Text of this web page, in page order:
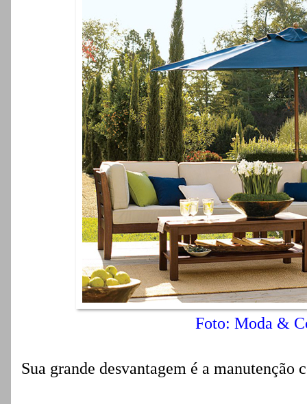
Foto: Moda &
Sua grande desvantagem é a manutenção